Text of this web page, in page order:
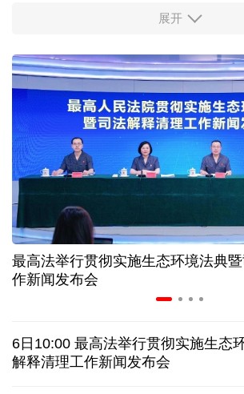
从中国空调热销欧洲，看中国制造惠
二季度中国清洁能源建设景气指数
服贸会进入倒计时一个月 180余项
非必要不乱花 医保个人账户里的钱
"校园贷"换上"新马甲" 警惕暑假期间
2026暑期档票房破85亿 已连续30天
探访泰缅“死亡铁路”，见证日本军国
展开
最高法举行贯彻实施生态环境法典
作新闻发布会
6日10:00 最高法举行贯彻实施生态
解释清理工作新闻发布会